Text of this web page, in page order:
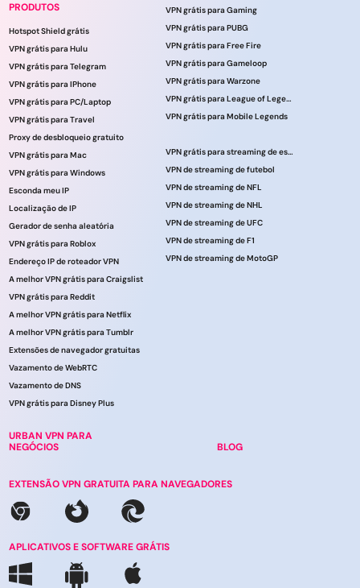
PRODUTOS
Hotspot Shield grátis
VPN grátis para Hulu
VPN grátis para Telegram
VPN grátis para IPhone
VPN grátis para PC/Laptop
VPN grátis para Travel
Proxy de desbloqueio gratuito
VPN grátis para Mac
VPN grátis para Windows
Esconda meu IP
Localização de IP
Gerador de senha aleatória
VPN grátis para Roblox
Endereço IP de roteador VPN
A melhor VPN grátis para Craigslist
VPN grátis para Reddit
A melhor VPN grátis para Netflix
A melhor VPN grátis para Tumblr
Extensões de navegador gratuitas
Vazamento de WebRTC
Vazamento de DNS
VPN grátis para Disney Plus
URBAN VPN PARA
NEGÓCIOS
VPN grátis para Gaming
VPN grátis para PUBG
VPN grátis para Free Fire
VPN grátis para Gameloop
VPN grátis para Warzone
VPN grátis para League of Legends
VPN grátis para Mobile Legends
VPN grátis para streaming de esportes
VPN de streaming de futebol
VPN de streaming de NFL
VPN de streaming de NHL
VPN de streaming de UFC
VPN de streaming de F1
VPN de streaming de MotoGP
BLOG
EXTENSÃO VPN GRATUITA PARA NAVEGADORES
APLICATIVOS E SOFTWARE GRÁTIS